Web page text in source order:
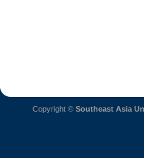
Copyright © Southeast Asia